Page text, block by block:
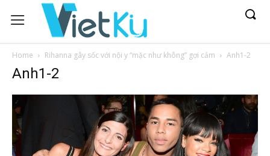
Home Rihanna gây sốc với nội y “mặc như không” gợi cảm Anh1-2
Anh1-2